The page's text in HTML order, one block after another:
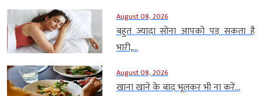
August 08, 2026
बहुत ज्यादा सोना आपको पड़ सकता है
भारी,...
August 08, 2026
खाना खाने के बाद भूलकर भी ना करें...